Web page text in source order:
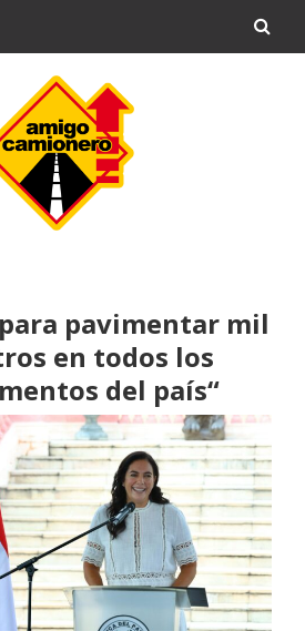
pavimentar mil
en todos los
del país“